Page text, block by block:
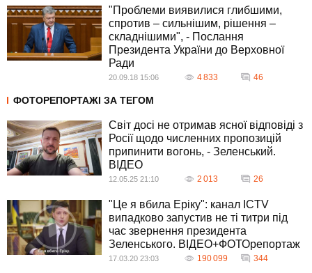
"Проблеми виявилися глибшими,
спротив – сильнішим, рішення –
складнішими", - Послання
Президента України до Верховної
Ради
20.09.18 15:06 4 833 46
ФОТОРЕПОРТАЖІ ЗА ТЕГОМ
Світ досі не отримав ясної відповіді з
Росії щодо численних пропозицій
припинити вогонь, - Зеленський.
ВIДЕО
12.05.25 21:10 2 013 26
"Це я вбила Еріку": канал ICTV
випадково запустив не ті титри під
час звернення президента
Зеленського. ВІДЕО+ФОТОрепортаж
17.03.20 23:03 190 099 344